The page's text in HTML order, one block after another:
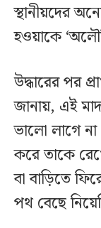
স্থানীয়দের
হওয়াকে
উদ্ধারের পর
জানায়, এই
ভালো লাগে
করে তাকে
বা বাড়িতে
পথ বেছে